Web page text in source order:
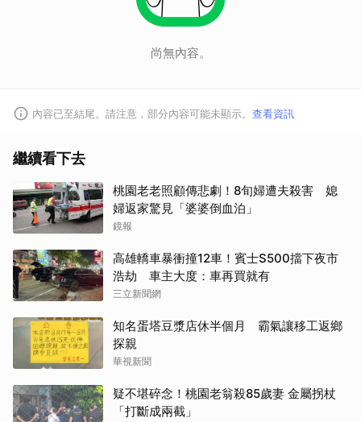
尚無內容。
內容已至結尾。請注意，部分內容可能未顯示。 查看資訊
繼續看下去
桃園老老照顧傳悲劇！8旬婦遭夫殺害 媳
婦返家驚見「婆婆倒血泊」
鏡報
高雄轎車暴衝撞12車！賓士S500擋下夜市
浩劫 車主大度：車再買就有
三立新聞網
知名蛋塔豆漿店休半個月 霸氣讓移工返鄉
探親
華視新聞
疑不堪碎念！桃園老翁殺85歲妻 金屬拐杖
「打斷成兩截」